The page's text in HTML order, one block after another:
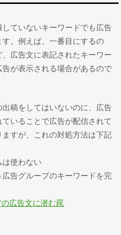
ていないキーワードでも広告
。例えば、一番目にするの
広告文に表記されたキーワー
告が表示される場合があるので
稿をしてはいないのに、広告
いることで広告が配信されて
すが、これの対処方法は下記
は使わない
広告グループのキーワードを完
広告文に潜む罠